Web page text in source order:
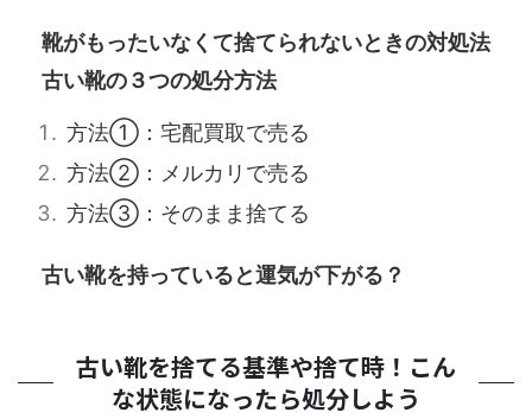
靴がもったいなくて捨てられないときの対処法
古い靴の３つの処分方法
方法①：宅配買取で売る
方法②：メルカリで売る
方法③：そのまま捨てる
古い靴を持っていると運気が下がる？
古い靴を捨てる基準や捨て時！こん
な状態になったら処分しよう